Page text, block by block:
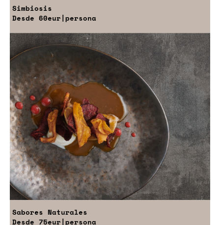
Simbiosis
Desde 60eur|persona
Sabores Naturales
Desde 75eur|persona